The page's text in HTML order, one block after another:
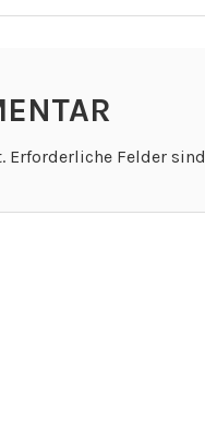
Erforderliche Felder sind